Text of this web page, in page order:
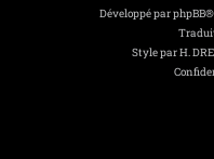
Développé parphpBB®
Style parH.